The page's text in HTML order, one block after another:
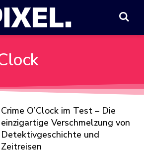
Crime O’Clock im Test – Die
einzigartige Verschmelzung von
Detektivgeschichte und
Zeitreisen